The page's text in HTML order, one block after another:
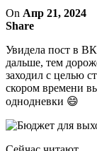
On Апр 21, 2024
Share
Увидела пост в
дальше, тем
заходил с целью
скором времени
однодневки 😄